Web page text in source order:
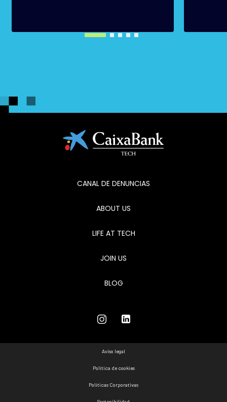
CANAL DE DENUNCIAS
ABOUT US
LIFE AT TECH
JOIN US
BLOG
Aviso legal
Política de cookies
Políticas Corporativas